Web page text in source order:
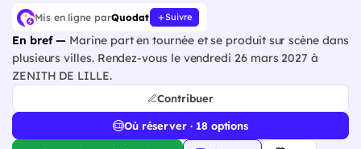
Mis en ligne parQuodat Suivre
En bref — Marine part en tournée et se produit sur scène dans
plusieurs villes. Rendez-vous le vendredi 26 mars 2027 à
ZENITH DE LILLE.
Contribuer
Où réserver · 18 options